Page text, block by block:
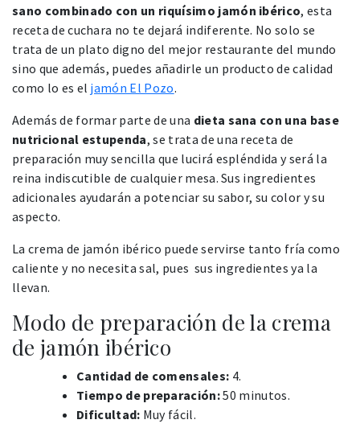
sano combinado con un riquísimo jamón ibérico, esta
receta de cuchara no te dejará indiferente. No solo se
trata de un plato digno del mejor restaurante del mundo
sino que además, puedes añadirle un producto de calidad
como lo es el jamón El Pozo.
Además de formar parte de una dieta sana con una base
nutricional estupenda, se trata de una receta de
preparación muy sencilla que lucirá espléndida y será la
reina indiscutible de cualquier mesa. Sus ingredientes
adicionales ayudarán a potenciar su sabor, su color y su
aspecto.
La crema de jamón ibérico puede servirse tanto fría como
caliente y no necesita sal, pues sus ingredientes ya la
llevan.
Modo de preparación de la crema
de jamón ibérico
Cantidad de comensales: 4.
Tiempo de preparación:50 minutos.
Dificultad: Muy fácil.